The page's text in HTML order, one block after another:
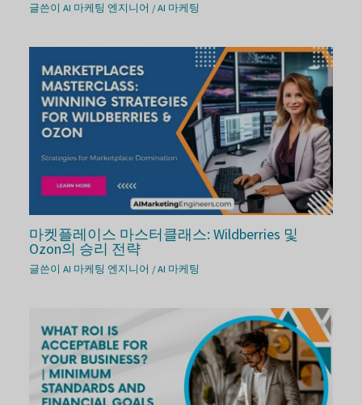
글쓴이AI 마케팅 엔지니어 /AI 마케팅
마켓플레이스 마스터클래스: Wildberries 및
Ozon의 승리 전략
글쓴이AI 마케팅 엔지니어 /AI 마케팅